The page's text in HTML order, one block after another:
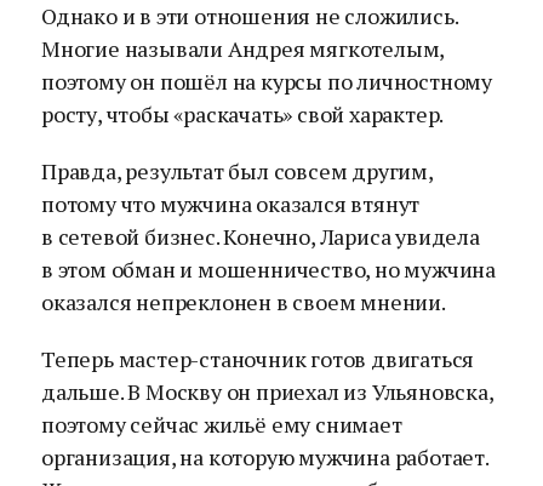
Однако и в эти отношения не сложились.
Многие называли Андрея мягкотелым,
поэтому он пошёл на курсы по личностному
росту, чтобы «раскачать» свой характер.
Правда, результат был совсем другим,
потому что мужчина оказался втянут
в сетевой бизнес. Конечно, Лариса увидела
в этом обман и мошенничество, но мужчина
оказался непреклонен в своем мнении.
Теперь мастер-станочник готов двигаться
дальше. В Москву он приехал из Ульяновска,
поэтому сейчас жильё ему снимает
организация, на которую мужчина работает.